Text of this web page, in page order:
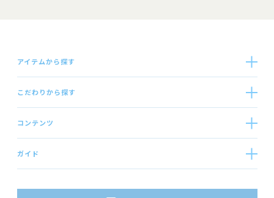
アイテムから探す
こだわりから探す
コンテンツ
ガイド